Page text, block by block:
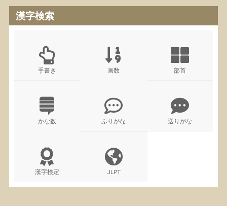
漢字検索
手書き 画数 部首
かな数 ふりがな 送りがな
漢字検定 JLPT